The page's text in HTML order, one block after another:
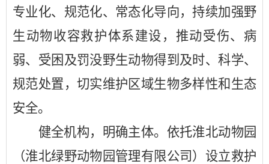
专业化、规范化、常态化导向，持续加强野
生动物收容救护体系建设，推动受伤、病
弱、受困及罚没野生动物得到及时、科学、
规范处置，切实维护区域生物多样性和生态
安全。
健全机构，明确主体。 依托淮北动物园
（淮北绿野动物园管理有限公司）设立救护